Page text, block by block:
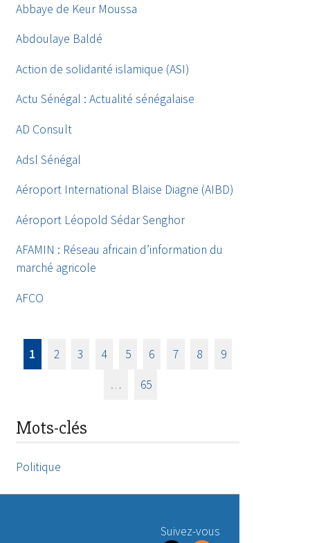
Abbaye de Keur Moussa
Abdoulaye Baldé
Action de solidarité islamique (ASI)
Actu Sénégal : Actualité sénégalaise
AD Consult
Adsl Sénégal
Aéroport International Blaise Diagne (AIBD)
Aéroport Léopold Sédar Senghor
AFAMIN : Réseau africain d’information du
marché agricole
AFCO
1 2 3 4 5 6 7 8
9
…
65
Mots-clés
Politique
Suivez-vous